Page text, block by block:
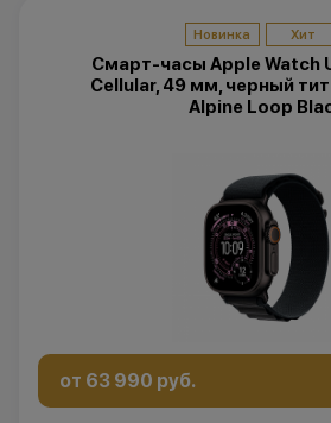
Новинка Хит
Смарт-часы Apple Watch
Cellular, 49 мм, черный
Alpine Loop
от 63 990 руб.